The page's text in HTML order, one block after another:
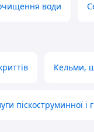
води
Кельми,
піскоструминної